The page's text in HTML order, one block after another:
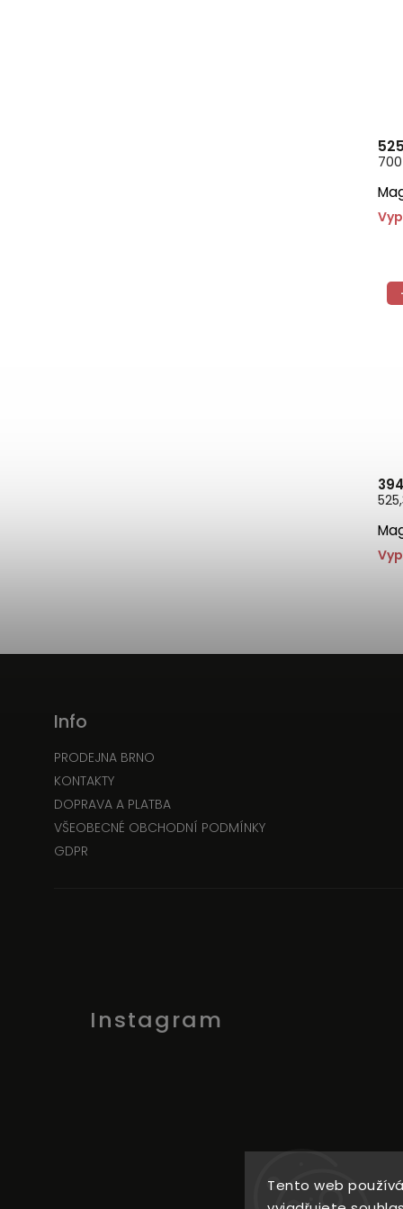
Tento web
Info
PRODEJNA BRNO
KONTAKTY
DOPRAVA A PLATBA
VŠEOBECNÉ OBCHODNÍ PODMÍNKY
GDPR
Instagram